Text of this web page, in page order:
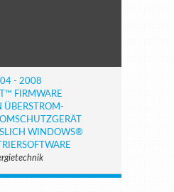
- 2008
FIRMWARE
ÜBERSTROM-
WINDOWS® P